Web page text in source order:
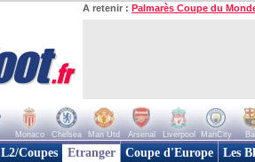
A retenir : Palmarès Coupe du
Monaco Chelsea Man Utd Arsenal Liverpool ManCity
L2/Coupes Etranger Coupe d'Europe Les